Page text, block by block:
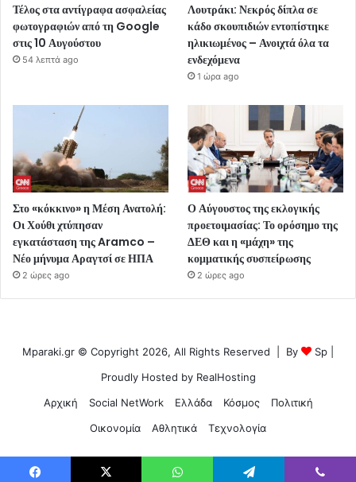
Τέλος στα αντίγραφα ασφαλείας
φωτογραφιών από τη Google
στις 10 Αυγούστου
54 λεπτά ago
Λουτράκι: Νεκρός δίπλα σε
κάδο σκουπιδιών εντοπίστηκε
ηλικιωμένος – Ανοιχτά όλα τα
ενδεχόμενα
1 ώρα ago
Στο «κόκκινο» η Μέση Ανατολή:
Οι Χούθι χτύπησαν
εγκατάσταση της Aramco –
Νέο μήνυμα Αραγτσί σε ΗΠΑ
2 ώρες ago
Ο Αύγουστος της εκλογικής
προετοιμασίας: Το ορόσημο της
ΔΕΘ και η «μάχη» της
κομματικής συσπείρωσης
2 ώρες ago
Mparaki.gr © Copyright 2026, All Rights Reserved | By Sp
Proudly Hosted by RealHosting
Αρχική
Social NetWork Ελλάδα Κόσμος
Πολιτική
Οικονομία
Αθλητικά Τεχνολογία